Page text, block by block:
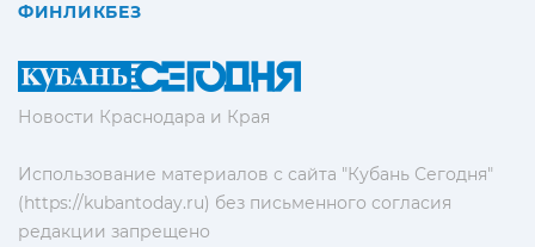
Новости Краснодара и Края
Использование материалов с сайта "Кубань Сегодня"
(https://kubantoday.ru) без письменного согласия
редакции запрещено
ФИНЛИКБЕЗ